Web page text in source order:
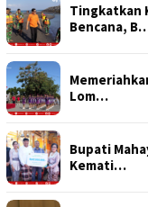
Tingkatkan
Bencana,
Lom…
Bupati
Kemati…